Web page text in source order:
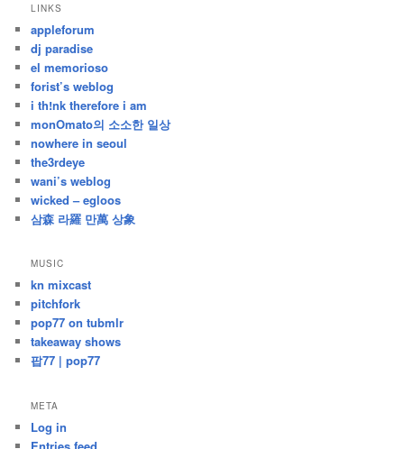
난
글
LINKS
appleforum
dj paradise
el memorioso
forist’s weblog
i th!nk therefore i am
monOmato의 소소한 일상
nowhere in seoul
the3rdeye
wani’s weblog
wicked – egloos
삼森 라羅 만萬 상象
MUSIC
kn mixcast
pitchfork
pop77 on tubmlr
takeaway shows
팝77 | pop77
META
Log in
Entries feed